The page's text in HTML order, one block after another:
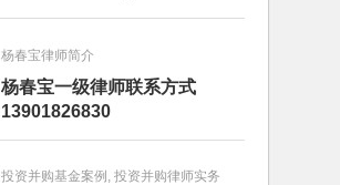
杨春宝律师简介
杨春宝一级律师联系方式
13901826830
投资并购基金案例, 投资并购律师实务